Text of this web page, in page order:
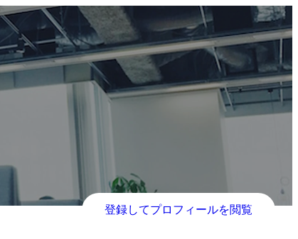
登録してプロフィールを閲覧